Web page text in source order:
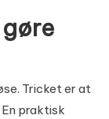
Tricket er at
praktisk